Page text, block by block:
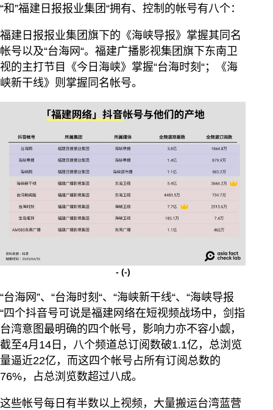
“和”福建日报报业集团“拥有、控制的帐号有八个：
福建日报报业集团旗下的《海峡导报》掌握其同名
帐号以及“台海网“。福建广播影视集团旗下东南卫
视的主打节目《今日海峡》掌握“台海时刻“；《海
峡新干线》则掌握同名帐号。
- (-)
“台海网”、“台海时刻“、“海峡新干线“、“海峡导报
“四个抖音号可说是福建网络在短视频战场中，剑指
台湾意图最明确的四个帐号，影响力亦不容小觑，
截至4月14日，八个频道总订阅数破1.1亿，总浏览
量逼近22亿，而这四个帐号占所有订阅总数的
76%，占总浏览数超过八成。
这些帐号每日有半数以上视频，大量搬运台湾蓝营